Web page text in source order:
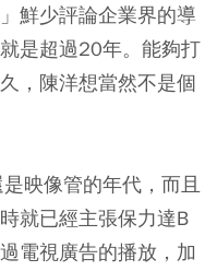
鮮少評論企業界的導
是超過20年。能夠打
，陳洋想當然不是個
映像管的年代，而且
就已經主張保力達B
電視廣告的播放，加